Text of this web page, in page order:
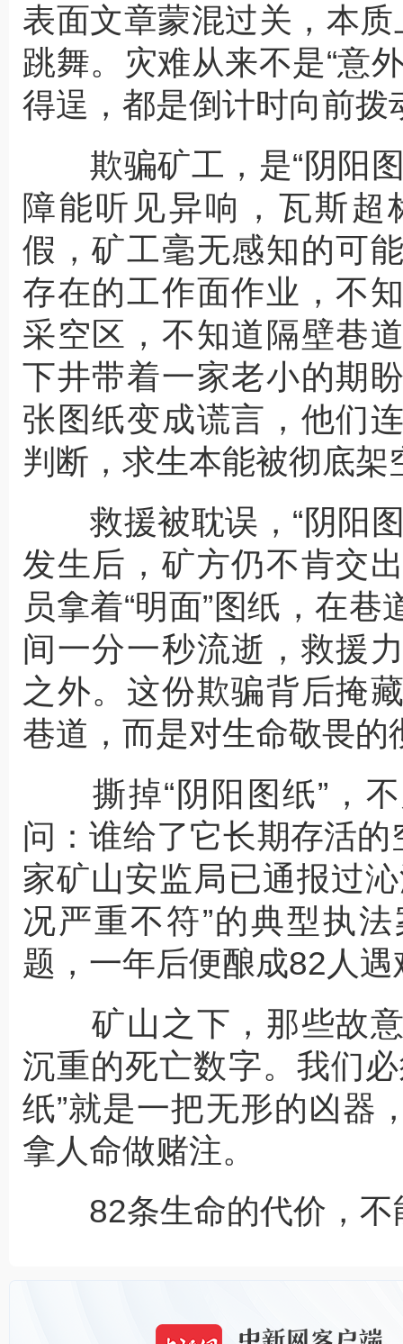
表面文章蒙混过关，本质
跳舞。灾难从来不是“意
得逞，都是倒计时向前拨
欺骗矿工，是“阴阳图
障能听见异响，瓦斯
假，矿工毫无感知的可
存在的工作面作业，不
采空区，不知道隔壁巷
下井带着一家老小的期
张图纸变成谎言，他们
判断，求生本能被彻底架
救援被耽误，“阴阳图
发生后，矿方仍不肯交
员拿着“明面”图纸，在
间一分一秒流逝，救援
之外。这份欺骗背后掩
巷道，而是对生命敬畏的
撕掉“阴阳图纸”，不
问：谁给了它长期存活
家矿山安监局已通报过
况严重不符”的典型执
题，一年后便酿成82人
矿山之下，那些故意
沉重的死亡数字。我们
纸”就是一把无形的凶器
拿人命做赌注。
82条生命的代价，不